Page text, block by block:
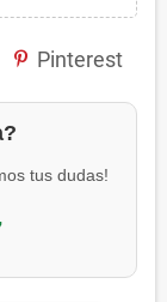
Pinterest
tus dudas!